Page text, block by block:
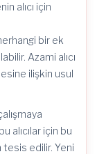
alıcı için
bir ek
Azami alıcı
ilişkin usul
alıcılar için bu
edilir. Yeni